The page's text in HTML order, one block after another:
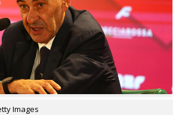
Images